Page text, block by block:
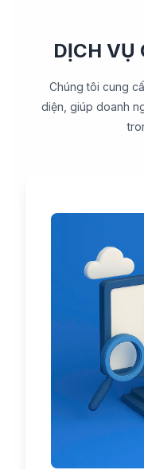
DỊCH VỤ
Chúng tôi cung
diện, giúp doanh